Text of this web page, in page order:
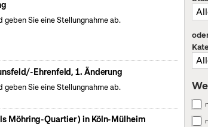
geben Sie eine Stellungnahme ab.
Ehrenfeld, 1. Änderung
geben Sie eine Stellungnahme ab.
Möhring-Quartier ) in Köln-Mülheim